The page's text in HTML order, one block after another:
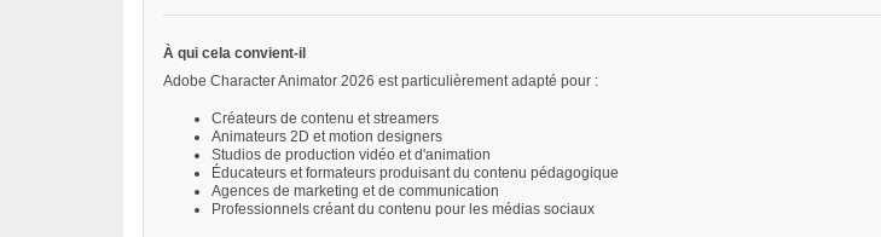
À qui cela convient-il
Adobe Character Animator 2026 est particulièrement adapté pour :
Créateurs de contenu et streamers
Animateurs 2D et motion designers
Studios de production vidéo et d'animation
Éducateurs et formateurs produisant du contenu pédagogique
Agences de marketing et de communication
Professionnels créant du contenu pour les médias sociaux